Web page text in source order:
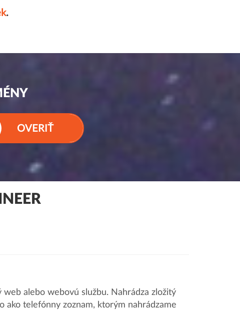
.
OVERIŤ
alebo webovú službu. Nahrádza zložitý
ako telefónny zoznam, ktorým nahrádzame